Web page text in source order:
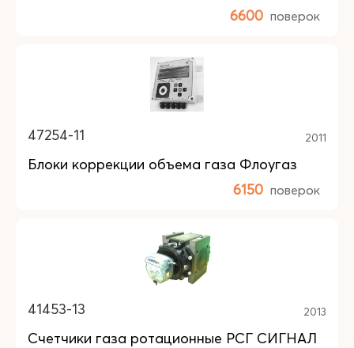
6600 поверок
47254-11 2011
Блоки коррекции объема газа Флоугаз
6150 поверок
41453-13 2013
Счетчики газа ротационные РСГ СИГНАЛ